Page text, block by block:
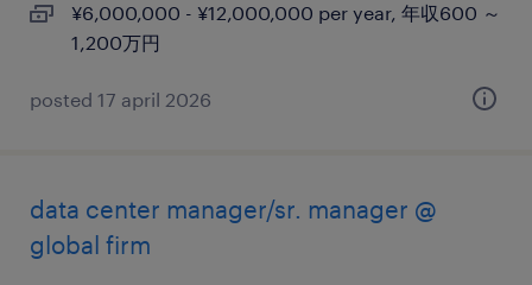
¥6,000,000 - ¥12,000,000 per year, 年収600 ～
1,200万円
posted 17 april 2026
data center manager/sr. manager @
global firm